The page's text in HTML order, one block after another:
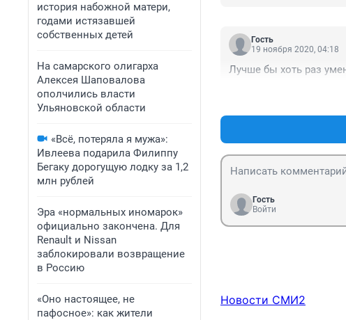
история набожной матери,
годами истязавшей
собственных детей
На самарского олигарха
Алексея Шаповалова
ополчились власти
Ульяновской области
«Всё, потеряла я мужа»:
Ивлеева подарила Филиппу
Бегаку дорогущую лодку за 1,2
млн рублей
Эра «нормальных иномарок»
официально закончена. Для
Renault и Nissan
заблокировали возвращение
в Россию
«Оно настоящее, не
пафосное»: как жители
руку. Очень быстро
Сам зарабатываю
Гость
19 ноября 2020, 04:18
Лучше бы хоть раз
Гость
Войти
Новости СМИ2